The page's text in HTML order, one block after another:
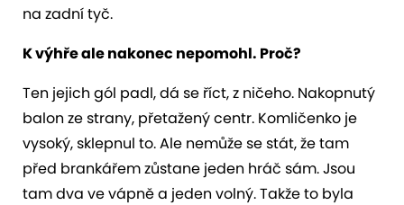
na zadní tyč.
K výhře ale nakonec nepomohl. Proč?
Ten jejich gól padl, dá se říct, z ničeho. Nakopnutý
balon ze strany, přetažený centr. Komličenko je
vysoký, sklepnul to. Ale nemůže se stát, že tam
před brankářem zůstane jeden hráč sám. Jsou
tam dva ve vápně a jeden volný. Takže to byla